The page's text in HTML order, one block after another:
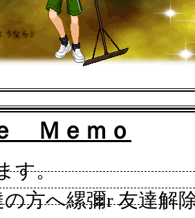
なら ]
Ｍｅｍｏ
す。
の方へ縲彌r 友達解